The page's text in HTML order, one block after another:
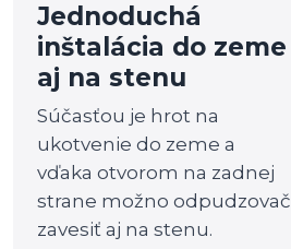
Jednoduchá
inštalácia do zeme
aj na stenu
Súčasťou je hrot na
ukotvenie do zeme a
vďaka otvorom na zadnej
strane možno odpudzovač
zavesiť aj na stenu.